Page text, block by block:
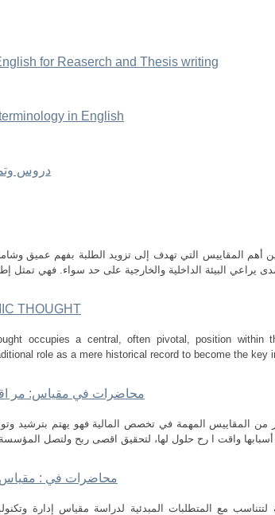
for Reaserch and Thesis writing
in English
دروس
بين أهم المقاييس التي تهدف إلى تزويد الطلبة بفهم عميق
THOUGHT
occupies a central, often pivotal, position within
role as a mere historical record to become the key
محاضرات في مقياس: مر
من المقاييس المهمة في تخصص المالية فهو يهتم
محاضرات في : مقياس
مع المتطلبات المبدئية لدراسة مقياس إدارة